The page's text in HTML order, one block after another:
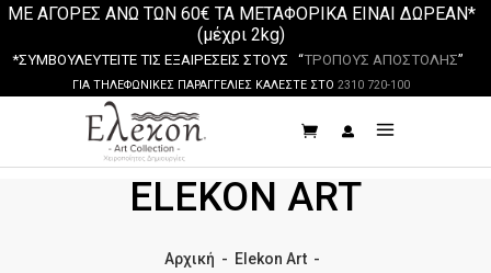
ΜΕ ΑΓΟΡΕΣ ΑΝΩ ΤΩΝ 60€ ΤΑ ΜΕΤΑΦΟΡΙΚΑ ΕΙΝΑΙ ΔΩΡΕΑΝ*
(μέχρι 2kg)
*ΣΥΜΒΟΥΛΕΥΤΕΙΤΕ ΤΙΣ ΕΞΑΙΡΕΣΕΙΣ ΣΤΟΥΣ “ΤΡΟΠΟΥΣ ΑΠΟΣΤΟΛΗΣ”
ΓΙΑ ΤΗΛΕΦΩΝΙΚΕΣ ΠΑΡΑΓΓΕΛΙΕΣ ΚΑΛΕΣΤΕ ΣΤΟ 2310 720-100
ELEKON ART
Αρχική - Elekon Art -